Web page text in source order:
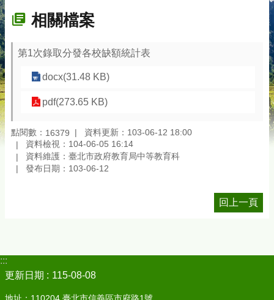
相關檔案
第1次錄取分發各校缺額統計表
docx(31.48 KB)
pdf(273.65 KB)
點閱數： 16379
資料更新：103-06-12 18:00
資料檢視：104-06-05 16:14
資料維護：臺北市政府教育局中等教育科
發布日期：103-06-12
回上一頁
:::
更新日期
115-08-08